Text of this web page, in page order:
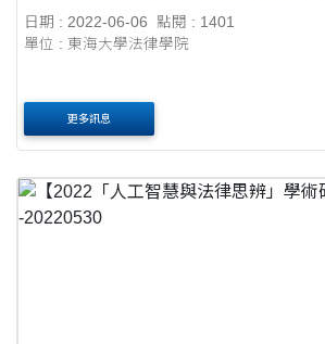
日期 : 2022-06-06
點閱 : 1401
單位 : 東海大學法律學院
更多訊息